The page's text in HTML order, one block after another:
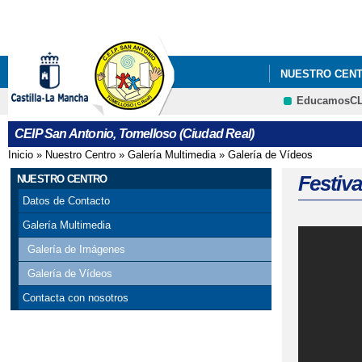
NUESTRO
CEIP San Antonio, Tomelloso (Ciudad Real)
Se encuentra usted aquí
Inicio » Nuestro Centro » Galería Multimedia» Galería de Vídeos
NUESTRO CENTRO
Datos de Contacto
Galería Multimedia
Galería de Imágenes
Galería de Vídeos
Contacta con nosotros